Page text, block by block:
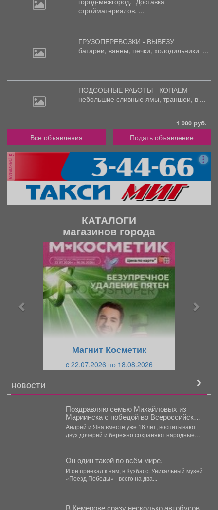
стройматериалов, ...
ГРУЗОПЕРЕВОЗКИ - ВЫВЕЗУ
батареи, ванны, печки, холодильники, ...
ПОДСОБНЫЕ РАБОТЫ - КОПАЕМ
небольшие сливные ямы, траншеи, в ...
1 000 руб.
Все объявления Подать объявление
реклама
КАТАЛОГИ
магазинов города
Магнит Косметик
c 22.07.2026 по 18.08.2026
НОВОСТИ
Поздравляю семью Михайловых из
Мариинска с победой во Всероссийском
конкурсе «Семья года - 2026» в
номинации «Семья - хранитель
традиций»!
Андрей и Яна вместе уже 16 лет, воспитывают
двух дочерей и бережно сохраняют народные
Он один такой во всём мире.
И он приехал к нам, в Кузбасс. Уникальный музей
«Поезд Победы» - всего на два...
В Кемерове сразу несколько автобусов